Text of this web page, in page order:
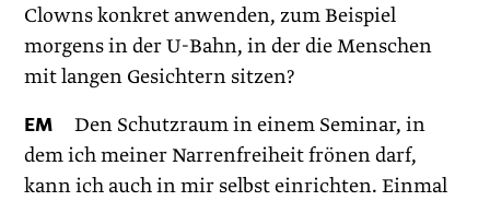
Clowns konkret anwenden, zum Beispiel
morgens in der U-Bahn, in der die Menschen
mit langen Gesichtern sitzen?
EM Den Schutzraum in einem Seminar, in
dem ich meiner Narrenfreiheit frönen darf,
kann ich auch in mir selbst einrichten. Einmal